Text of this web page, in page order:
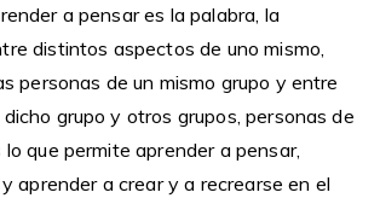
a pensar es la palabra, la
distintos aspectos de uno mismo,
personas de un mismo grupo y entre
grupo y otros grupos, personas de
lo que permite aprender a pensar,
aprender a crear y a recrearse en el